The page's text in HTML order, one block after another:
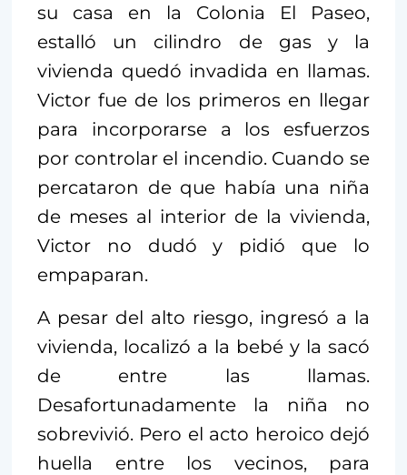
su casa en la Colonia El Paseo,
estalló un cilindro de gas y la
vivienda quedó invadida en llamas.
Victor fue de los primeros en llegar
para incorporarse a los esfuerzos
por controlar el incendio. Cuando se
percataron de que había una niña
de meses al interior de la vivienda,
Victor no dudó y pidió que lo
empaparan.
A pesar del alto riesgo, ingresó a la
vivienda, localizó a la bebé y la sacó
de entre las llamas.
Desafortunadamente la niña no
sobrevivió. Pero el acto heroico dejó
huella entre los vecinos, para